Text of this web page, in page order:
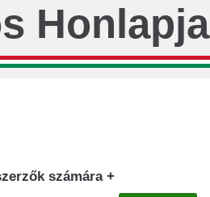
Honlapja
számára +